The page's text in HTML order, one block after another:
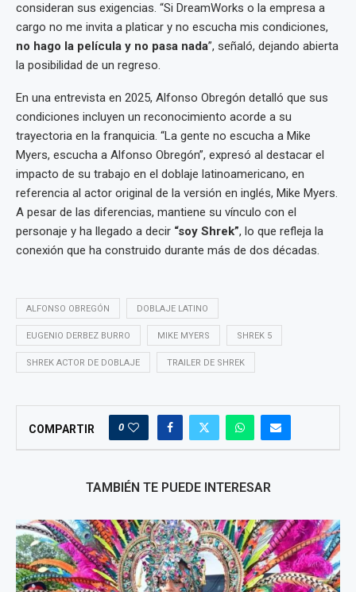
consideran sus exigencias. “Si DreamWorks o la empresa a
cargo no me invita a platicar y no escucha mis condiciones,
no hago la película y no pasa nada”, señaló, dejando abierta
la posibilidad de un regreso.
En una entrevista en 2025, Alfonso Obregón detalló que sus
condiciones incluyen un reconocimiento acorde a su
trayectoria en la franquicia. “La gente no escucha a Mike
Myers, escucha a Alfonso Obregón”, expresó al destacar el
impacto de su trabajo en el doblaje latinoamericano, en
referencia al actor original de la versión en inglés, Mike Myers.
A pesar de las diferencias, mantiene su vínculo con el
personaje y ha llegado a decir “soy Shrek”, lo que refleja la
conexión que ha construido durante más de dos décadas.
ALFONSO OBREGÓN DOBLAJE LATINO
EUGENIO DERBEZ BURRO MIKE MYERS SHREK 5
SHREK ACTOR DE DOBLAJE TRAILER DE SHREK
COMPARTIR 0
TAMBIÉN TE PUEDE INTERESAR